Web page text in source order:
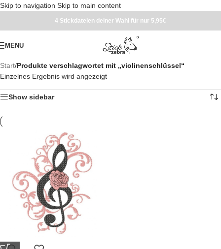
Skip to navigation Skip to main content
4 Stickdateien deiner Wahl für nur 5,95€
MENU
Start/Produkte verschlagwortet mit „violinenschlüssel“
Einzelnes Ergebnis wird angezeigt
Show sidebar